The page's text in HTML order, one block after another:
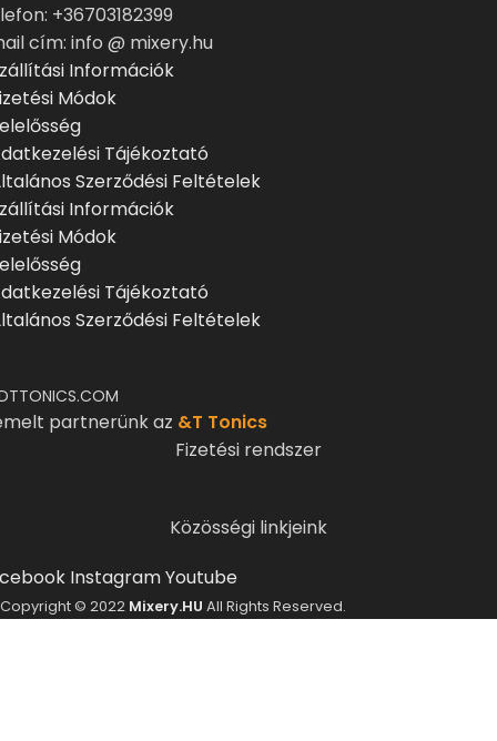
+36703182399
cím: info @ mixery.hu
Információk
Módok
Tájékoztató
Szerződési Feltételek
Információk
Módok
Tájékoztató
Szerződési Feltételek
partnerünk az &T Tonics
Fizetési rendszer
Közösségi linkjeink
InstagramYoutube
Copyright © 2022 Mixery.HU All Rights Reserved.